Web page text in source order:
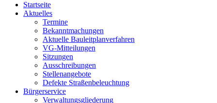
Startseite
Aktuelles
Termine
Bekanntmachungen
Aktuelle Bauleitplanverfahren
VG-Mitteilungen
Sitzungen
Ausschreibungen
Stellenangebote
Defekte Straßenbeleuchtung
Bürgerservice
Verwaltungsgliederung